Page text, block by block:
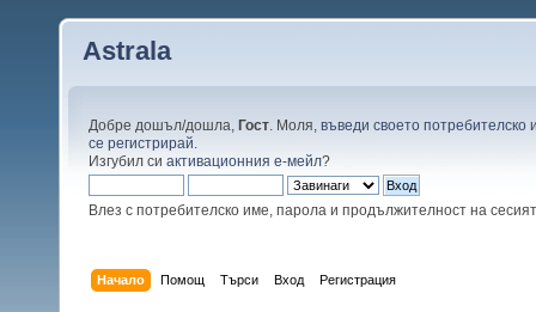
Astrala
Добре дошъл/дошла, Гост . Моля, въведи своето потребителско
се регистрирай
Изгубил си активационния е-мейл?
Влез с потребителско име, парола и продължителност на
Начало Помощ Търси Вход Регистрация